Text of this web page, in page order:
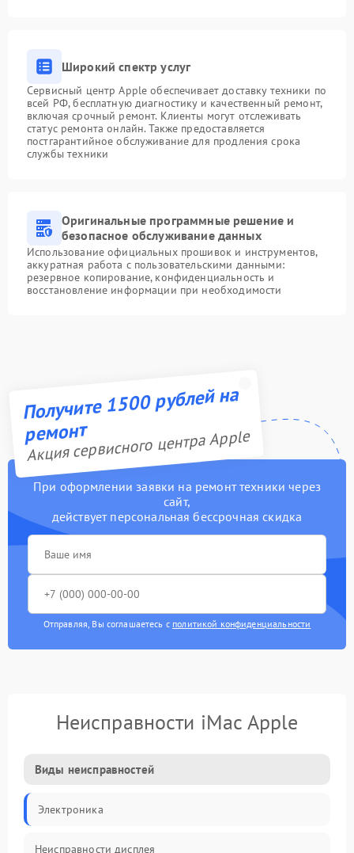
Широкий спектр услуг
Сервисный центр Apple обеспечивает доставку техники по
всей РФ, бесплатную диагностику и качественный ремонт,
включая срочный ремонт. Клиенты могут отслеживать
статус ремонта онлайн. Также предоставляется
постгарантийное обслуживание для продления срока
службы техники
Оригинальные программные решение и
безопасное обслуживание данных
Использование официальных прошивок и инструментов,
аккуратная работа с пользовательскими данными:
резервное копирование, конфиденциальность и
восстановление информации при необходимости
Получите 1500 рублей на
ремонт
Акция сервисного центра Apple
При оформлении заявки на ремонт техники через
сайт,
действует персональная бессрочная скидка
Отправляя, Вы соглашаетесь с политикой конфиденциальности
Неисправности iMac Apple
Виды неисправностей
Электроника
Неисправности дисплея